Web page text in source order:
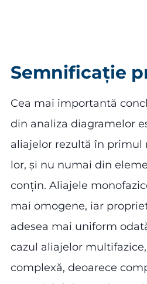
Semnificație
Cea mai importantă
din analiza diagramelor
aliajelor rezultă în primul
lor, și nu numai din
conțin. Aliajele
mai omogene, iar
adesea mai uniform
cazul aliajelor
complexă, deoarece